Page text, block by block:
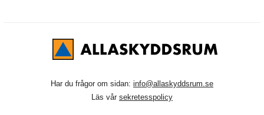
Har du frågor om sidan: info@allaskyddsrum.se
Läs vår sekretesspolicy